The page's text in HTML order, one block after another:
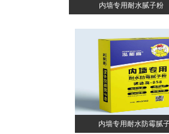
内墙专用耐水腻子粉
内墙专用耐水防霉腻